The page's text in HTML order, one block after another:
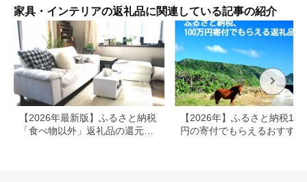
37000円
気持ちいい しっとり
ふわふわ リラックス
座り心地 体圧分散 妊
婦 子ども ソファ 座い
す のびのび 快適 ふん
わり 疲れない 体圧分
散
家具・インテリアの返礼品に関連している記事の紹介
【2026年最新版】ふるさと納税
「食べ物以外」返礼品の還元率
【2026年】ふるさと納税
円の寄付でもらえるおすすめ